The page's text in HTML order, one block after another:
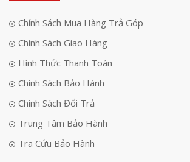
Chính Sách Mua Hàng Trả Góp
Chính Sách Giao Hàng
Hình Thức Thanh Toán
Chính Sách Bảo Hành
Chính Sách Đổi Trả
Trung Tâm Bảo Hành
Tra Cứu Bảo Hành